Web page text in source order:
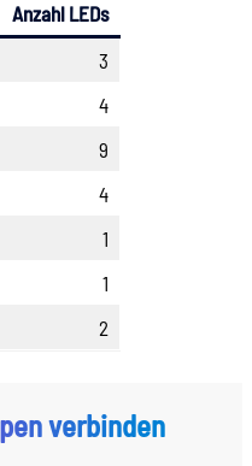
Anzahl LEDs
3
4
9
4
1
1
2
verbinden